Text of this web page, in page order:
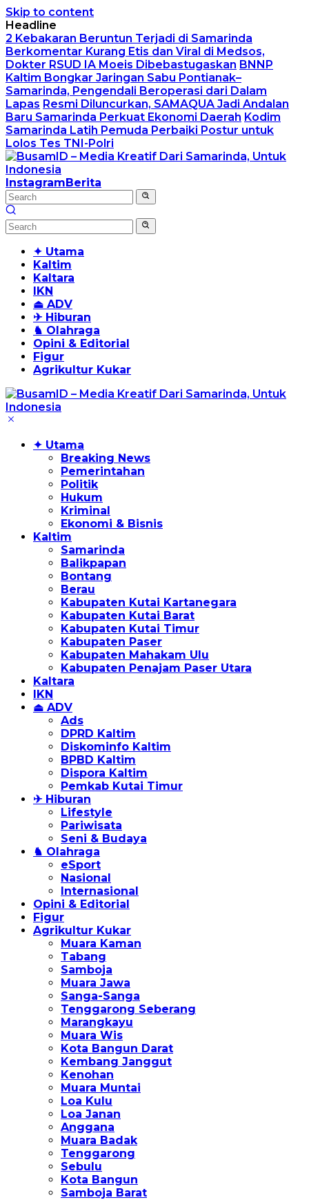
Skip to content
Headline
2 Kebakaran Beruntun Terjadi di Samarinda
Berkomentar Kurang Etis dan Viral di Medsos,
Dokter RSUD IA Moeis Dibebastugaskan BNNP
Kaltim Bongkar Jaringan Sabu Pontianak–
Samarinda, Pengendali Beroperasi dari Dalam
Lapas Resmi Diluncurkan, SAMAQUA Jadi Andalan
Baru Samarinda Perkuat Ekonomi Daerah Kodim
Samarinda Latih Pemuda Perbaiki Postur untuk
Lolos Tes TNI-Polri
InstagramBerita
✦ Utama
Kaltim
Kaltara
IKN
⏏ ADV
✈ Hiburan
♞ Olahraga
Opini & Editorial
Figur
Agrikultur Kukar
✦ Utama
Breaking News
Pemerintahan
Politik
Hukum
Kriminal
Ekonomi & Bisnis
Kaltim
Samarinda
Balikpapan
Bontang
Berau
Kabupaten Kutai Kartanegara
Kabupaten Kutai Barat
Kabupaten Kutai Timur
Kabupaten Paser
Kabupaten Mahakam Ulu
Kabupaten Penajam Paser Utara
Kaltara
IKN
⏏ ADV
Ads
DPRD Kaltim
Diskominfo Kaltim
BPBD Kaltim
Dispora Kaltim
Pemkab Kutai Timur
✈ Hiburan
Lifestyle
Pariwisata
Seni & Budaya
♞ Olahraga
eSport
Nasional
Internasional
Opini & Editorial
Figur
Agrikultur Kukar
Muara Kaman
Tabang
Samboja
Muara Jawa
Sanga-Sanga
Tenggarong Seberang
Marangkayu
Muara Wis
Kota Bangun Darat
Kembang Janggut
Kenohan
Muara Muntai
Loa Kulu
Loa Janan
Anggana
Muara Badak
Tenggarong
Sebulu
Kota Bangun
Samboja Barat